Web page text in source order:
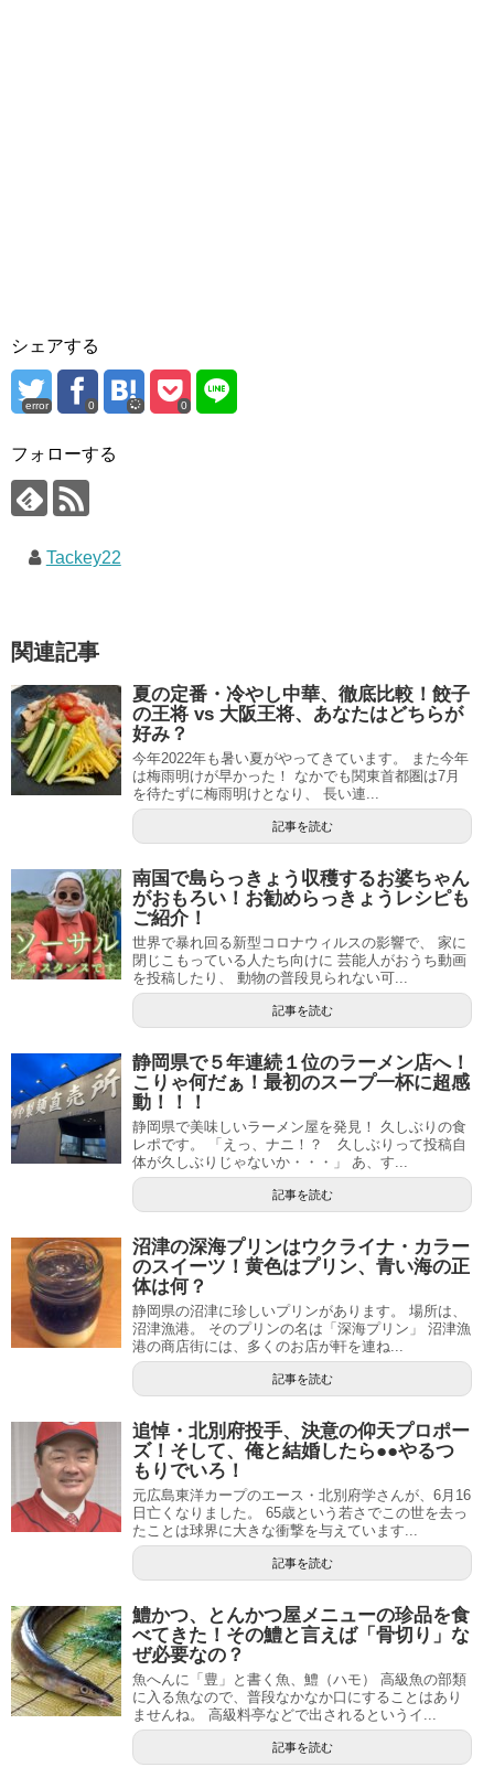
シェアする
error 0 0
フォローする
Tackey22
関連記事
夏の定番・冷やし中華、徹底比較！餃子
の王将 vs 大阪王将、あなたはどちらが
好み？
今年2022年も暑い夏がやってきています。 また今年
は梅雨明けが早かった！ なかでも関東首都圏は7月
を待たずに梅雨明けとなり、 長い連...
記事を読む
南国で島らっきょう収穫するお婆ちゃん
がおもろい！お勧めらっきょうレシピも
ご紹介！
世界で暴れ回る新型コロナウィルスの影響で、 家に
閉じこもっている人たち向けに 芸能人がおうち動画
を投稿したり、 動物の普段見られない可...
記事を読む
静岡県で５年連続１位のラーメン店へ！
こりゃ何だぁ！最初のスープ一杯に超感
動！！！
静岡県で美味しいラーメン屋を発見！ 久しぶりの食
レポです。 「えっ、ナニ！？ 久しぶりって投稿自
体が久しぶりじゃないか・・・」 あ、す...
記事を読む
沼津の深海プリンはウクライナ・カラー
のスイーツ！黄色はプリン、青い海の正
体は何？
静岡県の沼津に珍しいプリンがあります。 場所は、
沼津漁港。 そのプリンの名は「深海プリン」 沼津漁
港の商店街には、多くのお店が軒を連ね...
記事を読む
追悼・北別府投手、決意の仰天プロポー
ズ！そして、俺と結婚したら●●やるつ
もりでいろ！
元広島東洋カープのエース・北別府学さんが、6月16
日亡くなりました。 65歳という若さでこの世を去っ
たことは球界に大きな衝撃を与えています...
記事を読む
鱧かつ、とんかつ屋メニューの珍品を食
べてきた！その鱧と言えば「骨切り」な
ぜ必要なの？
魚へんに「豊」と書く魚、鱧（ハモ） 高級魚の部類
に入る魚なので、普段なかなか口にすることはあり
ませんね。 高級料亭などで出されるというイ...
記事を読む